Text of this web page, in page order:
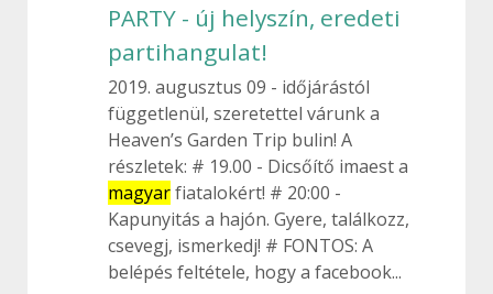
PARTY - új helyszín, eredeti
partihangulat!
2019. augusztus 09
időjárástól
függetlenül, szeretettel várunk a
Heaven’s Garden Trip bulin! A
részletek: # 19.00 - Dicsőítő imaest a
magyarfiatalokért! # 20:00 -
Kapunyitás a hajón. Gyere, találkozz,
csevegj, ismerkedj! # FONTOS: A
belépés feltétele, hogy a facebook...